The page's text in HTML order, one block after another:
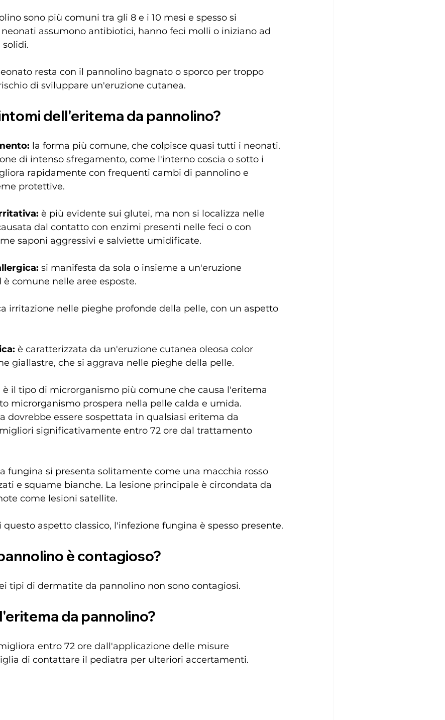
sono più comuni tra gli 8 e i 10 mesi e spesso si
assumono antibiotici, hanno feci molli o iniziano ad
resta con il pannolino bagnato o sporco per troppo
di sviluppare un'eruzione cutanea.
dell'eritema da pannolino?
la forma più comune, che colpisce quasi tutti i neonati.
di intenso sfregamento, come l'interno coscia o sotto i
rapidamente con frequenti cambi di pannolino e
protettive.
è più evidente sui glutei, ma non si localizza nelle
dal contatto con enzimi presenti nelle feci o con
saponi aggressivi e salviette umidificate.
si manifesta da sola o insieme a un'eruzione
comune nelle aree esposte.
irritazione nelle pieghe profonde della pelle, con un aspetto
è caratterizzata da un'eruzione cutanea oleosa color
giallastre, che si aggrava nelle pieghe della pelle.
è il tipo di microrganismo più comune che causa l'eritema
microrganismo prospera nella pelle calda e umida.
dovrebbe essere sospettata in qualsiasi eritema da
significativamente entro 72 ore dal trattamento
fungina si presenta solitamente come una macchia rosso
e squame bianche. La lesione principale è circondata da
come lesioni satellite.
questo aspetto classico, l'infezione fungina è spesso presente.
è contagioso?
tipi di dermatite da pannolino non sono contagiosi.
da pannolino?
entro 72 ore dall'applicazione delle misure
di contattare il pediatra per ulteriori accertamenti.